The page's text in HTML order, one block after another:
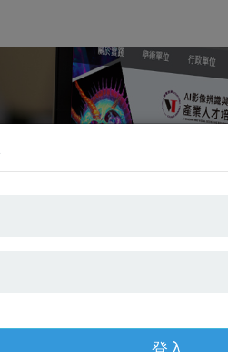
匯入系統，歡迎踴躍使用。
將無法登入。
踴躍使用。
來挑戰看看~